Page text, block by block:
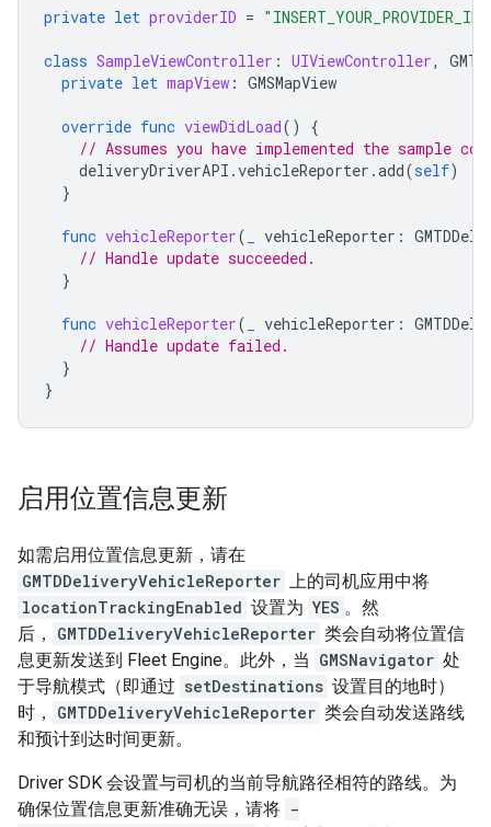
private let providerID = "INSERT_YOUR_PROVIDER_ID"
class SampleViewController : UIViewController,
private let mapView : GMSMapView
override func viewDidLoad()
{
// Assumes you have implemented the sample
deliveryDriverAPI .vehicleReporter .add(self)
}
func vehicleReporter( vehicleReporter :
// Handle update succeeded.
}
func vehicleReporter( vehicleReporter :
// Handle update failed.
}
}
启用位置信息更新
如需启用位置信息更新，请在
GMTDDeliveryVehicleReporter 上的司机应用中将
locationTrackingEnabled 设置为 YES 。然
后，
GMTDDeliveryVehicleReporter 类会自动将位置信
息更新发送到 Fleet Engine。此外，当 GMSNavigator 处
于导航模式（即通过 setDestinations 设置目的地时）
时，
GMTDDeliveryVehicleReporter 类会自动发送路线
和预计到达时间更新。
Driver SDK 会设置与司机的当前导航路径相符的路线。为
确保位置信息更新准确无误，请将 -